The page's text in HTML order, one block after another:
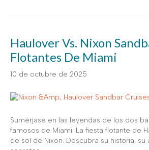
Haulover Vs. Nixon
Flotantes De Miami
10 de octubre de 2025
Sumérjase en las leyendas de los dos
famosos de Miami: La fiesta flotante de
de sol de Nixon. Descubra su historia, su